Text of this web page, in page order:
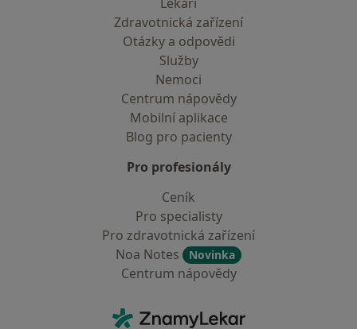
Zdravotnická zařízení
Otázky a odpovědi
Služby
Nemoci
Centrum nápovědy
Mobilní aplikace
Blog pro pacienty
Pro profesionály
Ceník
Pro specialisty
Pro zdravotnická zařízení
Noa Notes
Novinka
Centrum nápovědy
ZnamyLekar - Hlavní stránka